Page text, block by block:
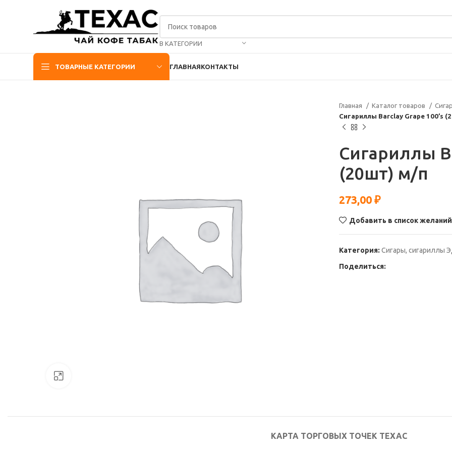
В КАТЕГОРИИ
ТОВАРНЫЕ КАТЕГОРИИ ГЛАВНАЯКОНТАКТЫ
Главная Каталог товаров
Сигариллы Barclay Grape 100’s
Сигариллы
(20шт) м/п
273,00 ₽
Добавить в список желаний
Категория: Сигары, сигариллы
Поделиться:
КАРТА ТОРГОВЫХ ТОЧЕК ТЕХАС